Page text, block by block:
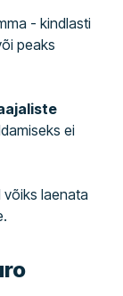
- kindlasti
peaks
ei
võiks laenata